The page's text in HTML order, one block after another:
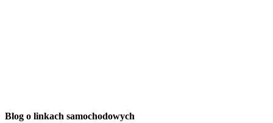
Blog o linkach samochodowych